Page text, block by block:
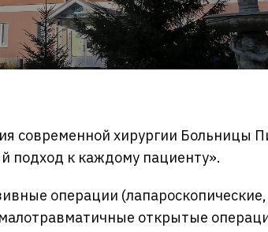
современной хирургии Больницы
подход к каждому пациенту».
операции (лапароскопические,
открытые